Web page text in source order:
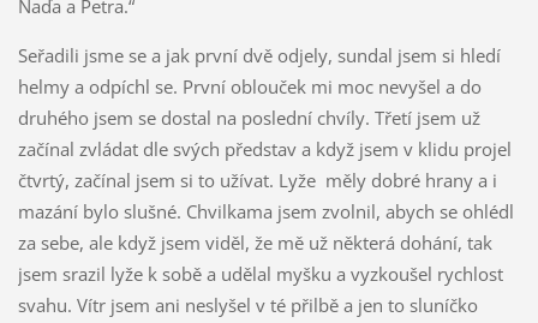
Naďa a Petra.“
Seřadili jsme se a jak první dvě odjely, sundal jsem si hledí
helmy a odpíchl se. První oblouček mi moc nevyšel a do
druhého jsem se dostal na poslední chvíly. Třetí jsem už
začínal zvládat dle svých představ a když jsem v klidu projel
čtvrtý, začínal jsem si to užívat. Lyže měly dobré hrany a i
mazání bylo slušné. Chvilkama jsem zvolnil, abych se ohlédl
za sebe, ale když jsem viděl, že mě už některá dohání, tak
jsem srazil lyže k sobě a udělal myšku a vyzkoušel rychlost
svahu. Vítr jsem ani neslyšel v té přilbě a jen to sluníčko